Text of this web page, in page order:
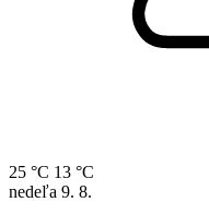
25 °C 13 °C
nedeľa 9. 8.